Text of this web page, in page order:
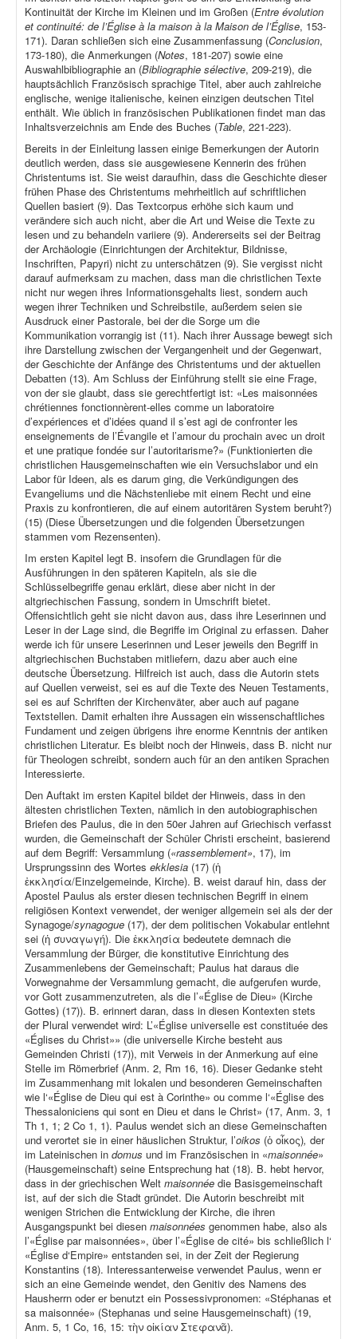
Kontinuität der Kirche im Kleinen und im Großen (Entre évolution
et continuité: de l’Église à la maison à la Maison de l’Église, 153-
171). Daran schließen sich eine Zusammenfassung (Conclusion,
173-180), die Anmerkungen (Notes, 181-207) sowie eine
Auswahlbibliographie an (Bibliographie sélective, 209-219), die
hauptsächlich Französisch sprachige Titel, aber auch zahlreiche
englische, wenige italienische, keinen einzigen deutschen Titel
enthält. Wie üblich in französischen Publikationen findet man das
Inhaltsverzeichnis am Ende des Buches (Table, 221-223).
Bereits in der Einleitung lassen einige Bemerkungen der Autorin
deutlich werden, dass sie ausgewiesene Kennerin des frühen
Christentums ist. Sie weist daraufhin, dass die Geschichte dieser
frühen Phase des Christentums mehrheitlich auf schriftlichen
Quellen basiert (9). Das Textcorpus erhöhe sich kaum und
verändere sich auch nicht, aber die Art und Weise die Texte zu
lesen und zu behandeln variiere (9). Andererseits sei der Beitrag
der Archäologie (Einrichtungen der Architektur, Bildnisse,
Inschriften, Papyri) nicht zu unterschätzen (9). Sie vergisst nicht
darauf aufmerksam zu machen, dass man die christlichen Texte
nicht nur wegen ihres Informationsgehalts liest, sondern auch
wegen ihrer Techniken und Schreibstile, außerdem seien sie
Ausdruck einer Pastorale, bei der die Sorge um die
Kommunikation vorrangig ist (11). Nach ihrer Aussage bewegt sich
ihre Darstellung zwischen der Vergangenheit und der Gegenwart,
der Geschichte der Anfänge des Christentums und der aktuellen
Debatten (13). Am Schluss der Einführung stellt sie eine Frage,
von der sie glaubt, dass sie gerechtfertigt ist: «Les maisonnées
chrétiennes fonctionnèrent-elles comme un laboratoire
d’expériences et d’idées quand il s’est agi de confronter les
enseignements de l’Évangile et l’amour du prochain avec un droit
et une pratique fondée sur l’autoritarisme?» (Funktionierten die
christlichen Hausgemeinschaften wie ein Versuchslabor und ein
Labor für Ideen, als es darum ging, die Verkündigungen des
Evangeliums und die Nächstenliebe mit einem Recht und eine
Praxis zu konfrontieren, die auf einem autoritären System beruht?)
(15) (Diese Übersetzungen und die folgenden Übersetzungen
stammen vom Rezensenten).
Im ersten Kapitel legt B. insofern die Grundlagen für die
Ausführungen in den späteren Kapiteln, als sie die
Schlüsselbegriffe genau erklärt, diese aber nicht in der
altgriechischen Fassung, sondern in Umschrift bietet.
Offensichtlich geht sie nicht davon aus, dass ihre Leserinnen und
Leser in der Lage sind, die Begriffe im Original zu erfassen. Daher
werde ich für unsere Leserinnen und Leser jeweils den Begriff in
altgriechischen Buchstaben mitliefern, dazu aber auch eine
deutsche Übersetzung. Hilfreich ist auch, dass die Autorin stets
auf Quellen verweist, sei es auf die Texte des Neuen Testaments,
sei es auf Schriften der Kirchenväter, aber auch auf pagane
Textstellen. Damit erhalten ihre Aussagen ein wissenschaftliches
Fundament und zeigen übrigens ihre enorme Kenntnis der antiken
christlichen Literatur. Es bleibt noch der Hinweis, dass B. nicht nur
für Theologen schreibt, sondern auch für an den antiken Sprachen
Interessierte.
Den Auftakt im ersten Kapitel bildet der Hinweis, dass in den
ältesten christlichen Texten, nämlich in den autobiographischen
Briefen des Paulus, die in den 50er Jahren auf Griechisch verfasst
wurden, die Gemeinschaft der Schüler Christi erscheint, basierend
auf dem Begriff: Versammlung («rassemblement», 17), im
Ursprungssinn des Wortes ekklesia (17) (ἡ
ἐκκλησία/Einzelgemeinde, Kirche). B. weist darauf hin, dass der
Apostel Paulus als erster diesen technischen Begriff in einem
religiösen Kontext verwendet, der weniger allgemein sei als der der
Synagoge/synagogue (17), der dem politischen Vokabular entlehnt
sei (ἡ συναγωγή). Die ἐκκλησία bedeutete demnach die
Versammlung der Bürger, die konstitutive Einrichtung des
Zusammenlebens der Gemeinschaft; Paulus hat daraus die
Vorwegnahme der Versammlung gemacht, die aufgerufen wurde,
vor Gott zusammenzutreten, als die l’«Église de Dieu» (Kirche
Gottes) (17)). B. erinnert daran, dass in diesen Kontexten stets
der Plural verwendet wird: L’«Église universelle est constituée des
«Églises du Christ»» (die universelle Kirche besteht aus
Gemeinden Christi (17)), mit Verweis in der Anmerkung auf eine
Stelle im Römerbrief (Anm. 2, Rm 16, 16). Dieser Gedanke steht
im Zusammenhang mit lokalen und besonderen Gemeinschaften
wie l‘«Église de Dieu qui est à Corinthe» ou comme l‘«Église des
Thessaloniciens qui sont en Dieu et dans le Christ» (17, Anm. 3, 1
Th 1, 1; 2 Co 1, 1). Paulus wendet sich an diese Gemeinschaften
und verortet sie in einer häuslichen Struktur, l’oikos (ὁ οἶκος), der
im Lateinischen in domus und im Französischen in «maisonnée»
(Hausgemeinschaft) seine Entsprechung hat (18). B. hebt hervor,
dass in der griechischen Welt maisonnée die Basisgemeinschaft
ist, auf der sich die Stadt gründet. Die Autorin beschreibt mit
wenigen Strichen die Entwicklung der Kirche, die ihren
Ausgangspunkt bei diesen maisonnées genommen habe, also als
l’«Église par maisonnées», über l’«Église de cité» bis schließlich l‘
«Église d‘Empire» entstanden sei, in der Zeit der Regierung
Konstantins (18). Interessanterweise verwendet Paulus, wenn er
sich an eine Gemeinde wendet, den Genitiv des Namens des
Hausherrn oder er benutzt ein Possessivpronomen: «Stéphanas et
sa maisonnée» (Stephanas und seine Hausgemeinschaft) (19,
Anm. 5, 1 Co, 16, 15: τὴν οἰκίαν Στεφανᾶ).